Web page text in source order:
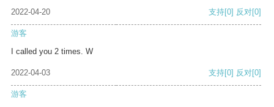
2022-04-20 支持[0] 反对[0]
游客
I called you 2 times. W
2022-04-03 支持[0] 反对[0]
游客